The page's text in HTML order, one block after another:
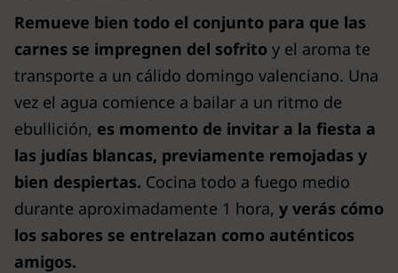
Remueve bien todo el conjunto para que las
carnes se impregnen del sofrito y el aroma te
transporte a un cálido domingo valenciano. Una
vez el agua comience a bailar a un ritmo de
ebullición, es momento de invitar a la fiesta a
las judías blancas, previamente remojadas y
bien despiertas. Cocina todo a fuego medio
durante aproximadamente 1 hora, y verás cómo
los sabores se entrelazan como auténticos
amigos.